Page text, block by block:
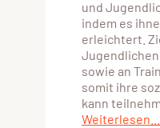
und
indem es
erleichtert.
Jugendlichen
sowie an
somit ihre
kann
Weiterlesen...